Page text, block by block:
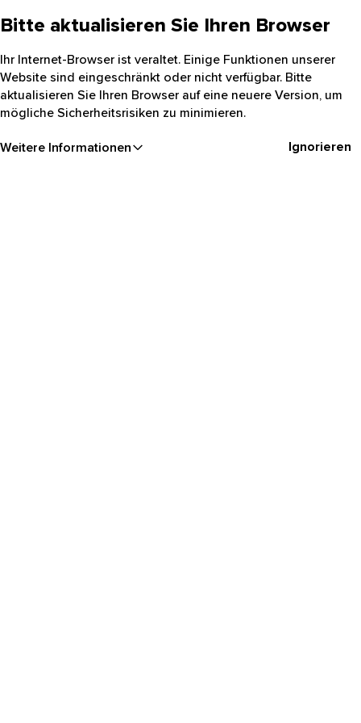
Bitte aktualisieren Sie Ihren Browser
Ihr Internet-Browser ist veraltet. Einige Funktionen unserer
Website sind eingeschränkt oder nicht verfügbar. Bitte
aktualisieren Sie Ihren Browser auf eine neuere Version, um
mögliche Sicherheitsrisiken zu minimieren.
Weitere Informationen Ignorieren